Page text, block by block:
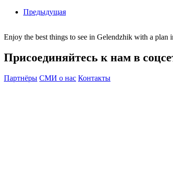
Предыдущая
Enjoy the best things to see in Gelendzhik with a plan
Присоединяйтесь к нам в
Партнёры СМИ о нас Контакты